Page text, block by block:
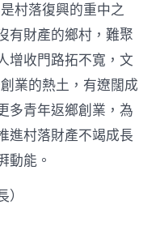
村落復興的重中之
有財產的鄉村，難聚
增收門路拓不寬，文
業的熱土，有遼闊成
多青年返鄉創業，為
進村落財產不竭成長
動能。